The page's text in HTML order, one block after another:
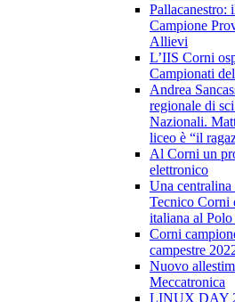
Pallacanestro:
Campione
Allievi
L’IIS Corni
Campionati
Andrea
regionale di
Nazionali.
liceo è “il
Al Corni un
elettronico
Una centralina
Tecnico Corni
italiana al
Corni
campestre
Nuovo
Meccatronica
LINUX DAY